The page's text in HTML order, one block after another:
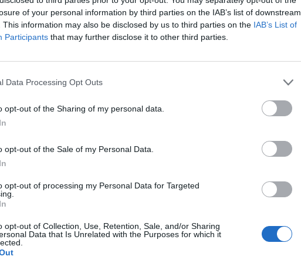
of your personal information by third parties on the IAB’s list of downstream
This information may also be disclosed by us to third parties on the IAB’s List of
Participants that may further disclose it to other third parties.
Data Processing Opt Outs
opt-out of the Sharing of my personal data.
opt-out of the Sale of my Personal Data.
opt-out of processing my Personal Data for Targeted
opt-out of Collection, Use, Retention, Sale, and/or Sharing
Data that Is Unrelated with the Purposes for which it
6 2 2 0 0 7 1 1 0 0 2 1 1 0 0 5 0
2 1 1 0 6 1 0 1 0 1 1 1 0 0 5
2 1 1 0 6 2 1 0 0 4 0 0 1 0 2 2
4
1 1 0 0 2 0 0 0 0 0
1 1 0 0 3 2 1 0 0 3 2 0 0
2 1 0 1 5 5 1 0 0 2 1 0 0 1 3